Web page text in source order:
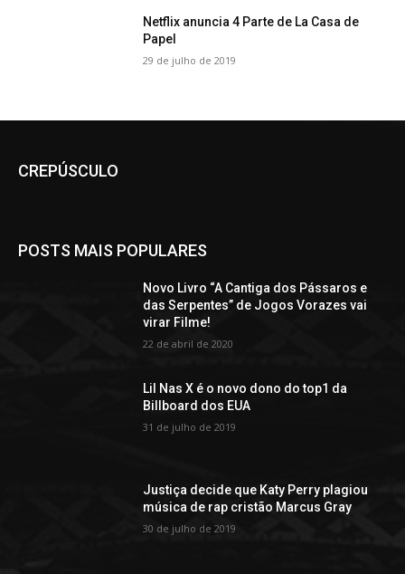
Netflix anuncia 4 Parte de La Casa de
Papel
29 de julho de 2019
CREPÚSCULO
POSTS MAIS POPULARES
Novo Livro “A Cantiga dos Pássaros e
das Serpentes” de Jogos Vorazes vai
virar Filme!
22 de abril de 2020
Lil Nas X é o novo dono do top1 da
Billboard dos EUA
31 de julho de 2019
Justiça decide que Katy Perry plagiou
música de rap cristão Marcus Gray
30 de julho de 2019